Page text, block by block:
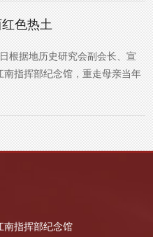
色热土
根据地历史研究会副会长、宣
指挥部纪念馆，重走母亲当年
南指挥部纪念馆